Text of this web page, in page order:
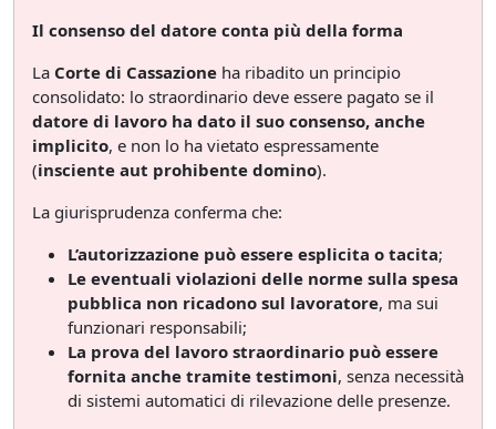
Il consenso del datore conta più della forma
La Corte di Cassazione ha ribadito un principio
consolidato: lo straordinario deve essere pagato se il
datore di lavoro ha dato il suo consenso, anche
implicito, e non lo ha vietato espressamente
(insciente aut prohibente domino).
La giurisprudenza conferma che:
L’autorizzazione può essere esplicita o tacita;
Le eventuali violazioni delle norme sulla spesa
pubblica non ricadono sul lavoratore, ma sui
funzionari responsabili;
La prova del lavoro straordinario può essere
fornita anche tramite testimoni, senza necessità
di sistemi automatici di rilevazione delle presenze.